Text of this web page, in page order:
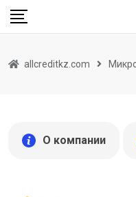
Skip
allcreditkz.com
О компании